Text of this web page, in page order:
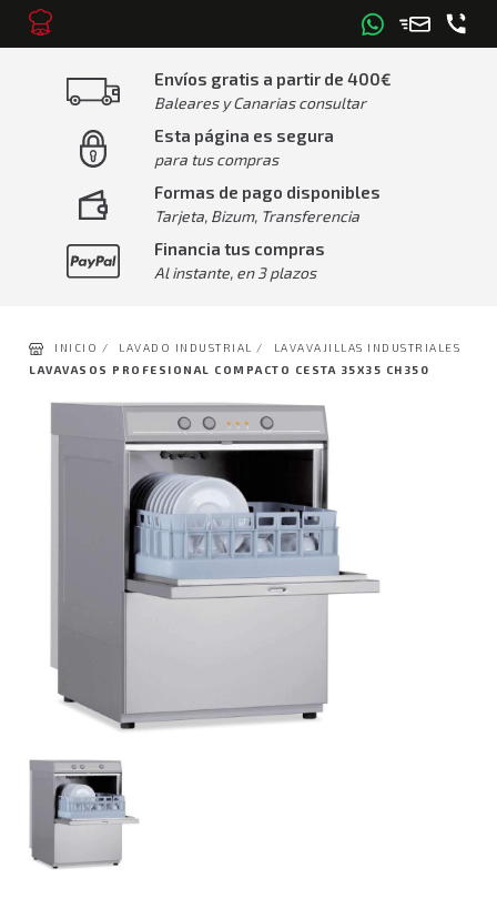
Envíos gratis a partir de 400€
Baleares y Canarias consultar
Esta página es segura
para tus compras
Formas de pago disponibles
Tarjeta, Bizum, Transferencia
Financia tus compras
Al instante, en 3 plazos
INICIO / LAVADO INDUSTRIAL /
LAVAVAJILLAS INDUSTRIALES
LAVAVASOS PROFESIONAL COMPACTO CESTA 35X35 CH350